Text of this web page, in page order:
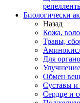
Биологически
Назад
Кожа,
Травы,
Для
Обмен
Суставы и
Сердце и